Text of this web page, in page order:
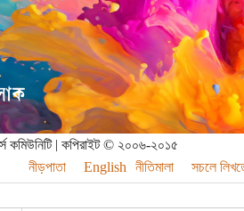
কমিউনিটি | কপিরাইট © ২০০৬-২০১৫
নীড়পাতা
English নীতিমালা সচলে